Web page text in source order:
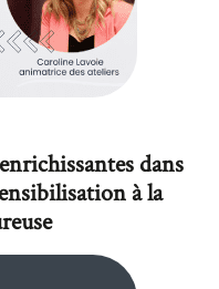
dans
à la